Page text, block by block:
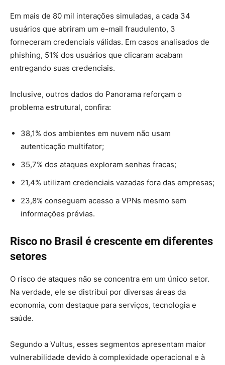
Em mais de 80 mil interações simuladas, a cada 34
usuários que abriram um e-mail fraudulento, 3
forneceram credenciais válidas. Em casos analisados de
phishing, 51% dos usuários que clicaram acabam
entregando suas credenciais.
Inclusive, outros dados do Panorama reforçam o
problema estrutural, confira:
38,1% dos ambientes em nuvem não usam
autenticação multifator;
35,7% dos ataques exploram senhas fracas;
21,4% utilizam credenciais vazadas fora das empresas;
23,8% conseguem acesso a VPNs mesmo sem
informações prévias.
Risco no Brasil é crescente em diferentes
setores
O risco de ataques não se concentra em um único setor.
Na verdade, ele se distribui por diversas áreas da
economia, com destaque para serviços, tecnologia e
saúde.
Segundo a Vultus, esses segmentos apresentam maior
vulnerabilidade devido à complexidade operacional e à